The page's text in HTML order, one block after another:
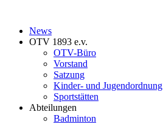
News
OTV 1893 e.v.
OTV-Büro
Vorstand
Satzung
Kinder- und Jugendordnung
Sportstätten
Abteilungen
Badminton